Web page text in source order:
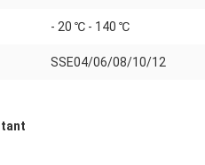
- 20 ℃ - 140 ℃
SSE04/06/08/10/12